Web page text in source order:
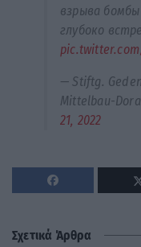
взрыва
глубоко
— Stiftg.
Mittelbau-
21, 2022
Σχετικά Άρθρα